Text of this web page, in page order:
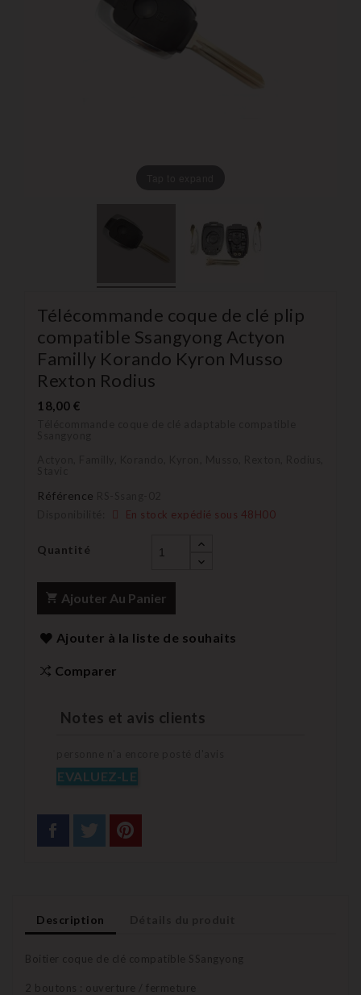
Télécommande coque de clé plip
compatible Ssangyong Actyon
Familly Korando Kyron Musso
Rexton Rodius
18,00 €
Référence
En stock expédié sous 48H00
Quantité
Ajouter Au Panier
Ajouter à la liste de souhaits
Comparer
Notes et avis clients
EVALUEZ-LE
Description
Boitier coque de clé compatible SSangyong
2 boutons : ouverture / fermeture